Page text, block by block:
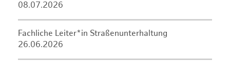
08.07.2026
Fachliche Leiter*in Straßenunterhaltung
26.06.2026